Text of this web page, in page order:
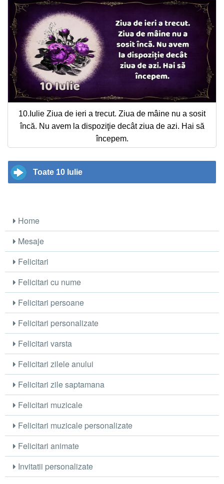
10.Iulie Ziua de ieri a trecut. Ziua de mâine nu a sosit
încă. Nu avem la dispoziţie decât ziua de azi. Hai să
începem.
Toate 10 Iulie
Home
Mesaje
Felicitari
Felicitari cu nume
Felicitari persoane
Felicitari personalizate
Felicitari varsta
Felicitari zilele anului
Felicitari zile saptamana
Felicitari muzicale
Felicitari muzicale personalizate
Felicitari animate
Invitatii personalizate